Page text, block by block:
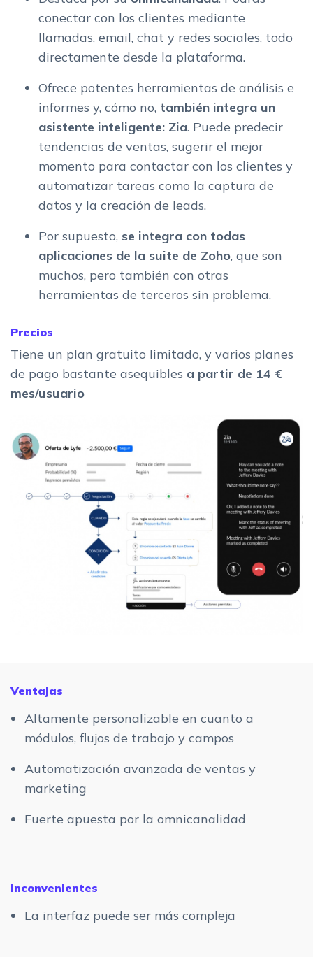
conectar con los clientes mediante
llamadas, email, chat y redes sociales, todo
directamente desde la plataforma.
Ofrece potentes herramientas de análisis e
informes y, cómo no, también integra un
asistente inteligente: Zia. Puede predecir
tendencias de ventas, sugerir el mejor
momento para contactar con los clientes y
automatizar tareas como la captura de
datos y la creación de leads.
Por supuesto, se integra con todas
aplicaciones de la suite de Zoho, que son
muchos, pero también con otras
herramientas de terceros sin problema.
Precios
Tiene un plan gratuito limitado, y varios planes
de pago bastante asequibles a partir de 14 €
mes/usuario
Ventajas
Altamente personalizable en cuanto a
módulos, flujos de trabajo y campos
Automatización avanzada de ventas y
marketing
Fuerte apuesta por la omnicanalidad
Inconvenientes
La interfaz puede ser más compleja